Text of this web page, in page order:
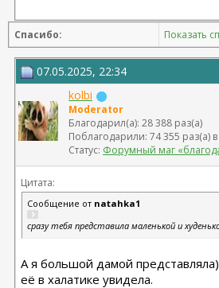
Спасибо: Показать
07.05.2025, 22:34
kolbi
Moderator
Благодарил(а): 28 388 раз(а)
Поблагодарили: 74 355 раз(а)
Статус: Форумный маг
Цитата:
Сообщение от natahka1
сразу тебя представила маленькой и
А я большой дамой
её в халатике увидела.